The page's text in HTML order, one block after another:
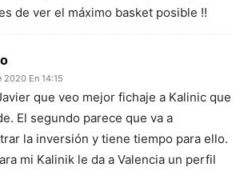
de ver el máximo basket posible !!
2020 En 14:15
que veo mejor fichaje a Kalinic que
El segundo parece que va a
la inversión y tiene tiempo para ello.
mi Kalinik le da a Valencia un perfil